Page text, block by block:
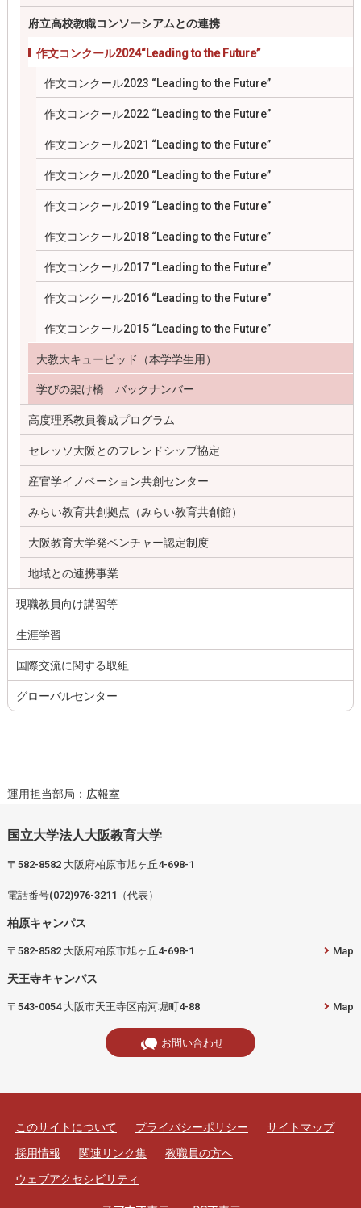
府立高校教職コンソーシアムとの連携
作文コンクール2024“Leading to the Future”
作文コンクール2023 “Leading to the Future”
作文コンクール2022 “Leading to the Future”
作文コンクール2021 “Leading to the Future”
作文コンクール2020 “Leading to the Future”
作文コンクール2019 “Leading to the Future”
作文コンクール2018 “Leading to the Future”
作文コンクール2017 “Leading to the Future”
作文コンクール2016 “Leading to the Future”
作文コンクール2015 “Leading to the Future”
大教大キューピッド（本学学生用）
学びの架け橋 バックナンバー
高度理系教員養成プログラム
セレッソ大阪とのフレンドシップ協定
産官学イノベーション共創センター
みらい教育共創拠点（みらい教育共創館）
大阪教育大学発ベンチャー認定制度
地域との連携事業
現職教員向け講習等
生涯学習
国際交流に関する取組
グローバルセンター
運用担当部局：広報室
国立大学法人大阪教育大学
〒582-8582 大阪府柏原市旭ヶ丘4-698-1
電話番号(072)976-3211（代表）
柏原キャンパス
〒582-8582 大阪府柏原市旭ヶ丘4-698-1 Map
天王寺キャンパス
〒543-0054 大阪市天王寺区南河堀町4-88 Map
お問い合わせ
このサイトについて プライバシーポリシー
サイトマップ
採用情報
関連リンク集
教職員の方へ
ウェブアクセシビリティ